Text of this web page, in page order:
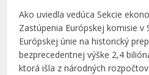
Ako uviedla vedúca Sekcie
Zastúpenia Európskej komisie v
Európskej únie na historický
bezprecedentnej výške 2,4
ktorá išla z národných